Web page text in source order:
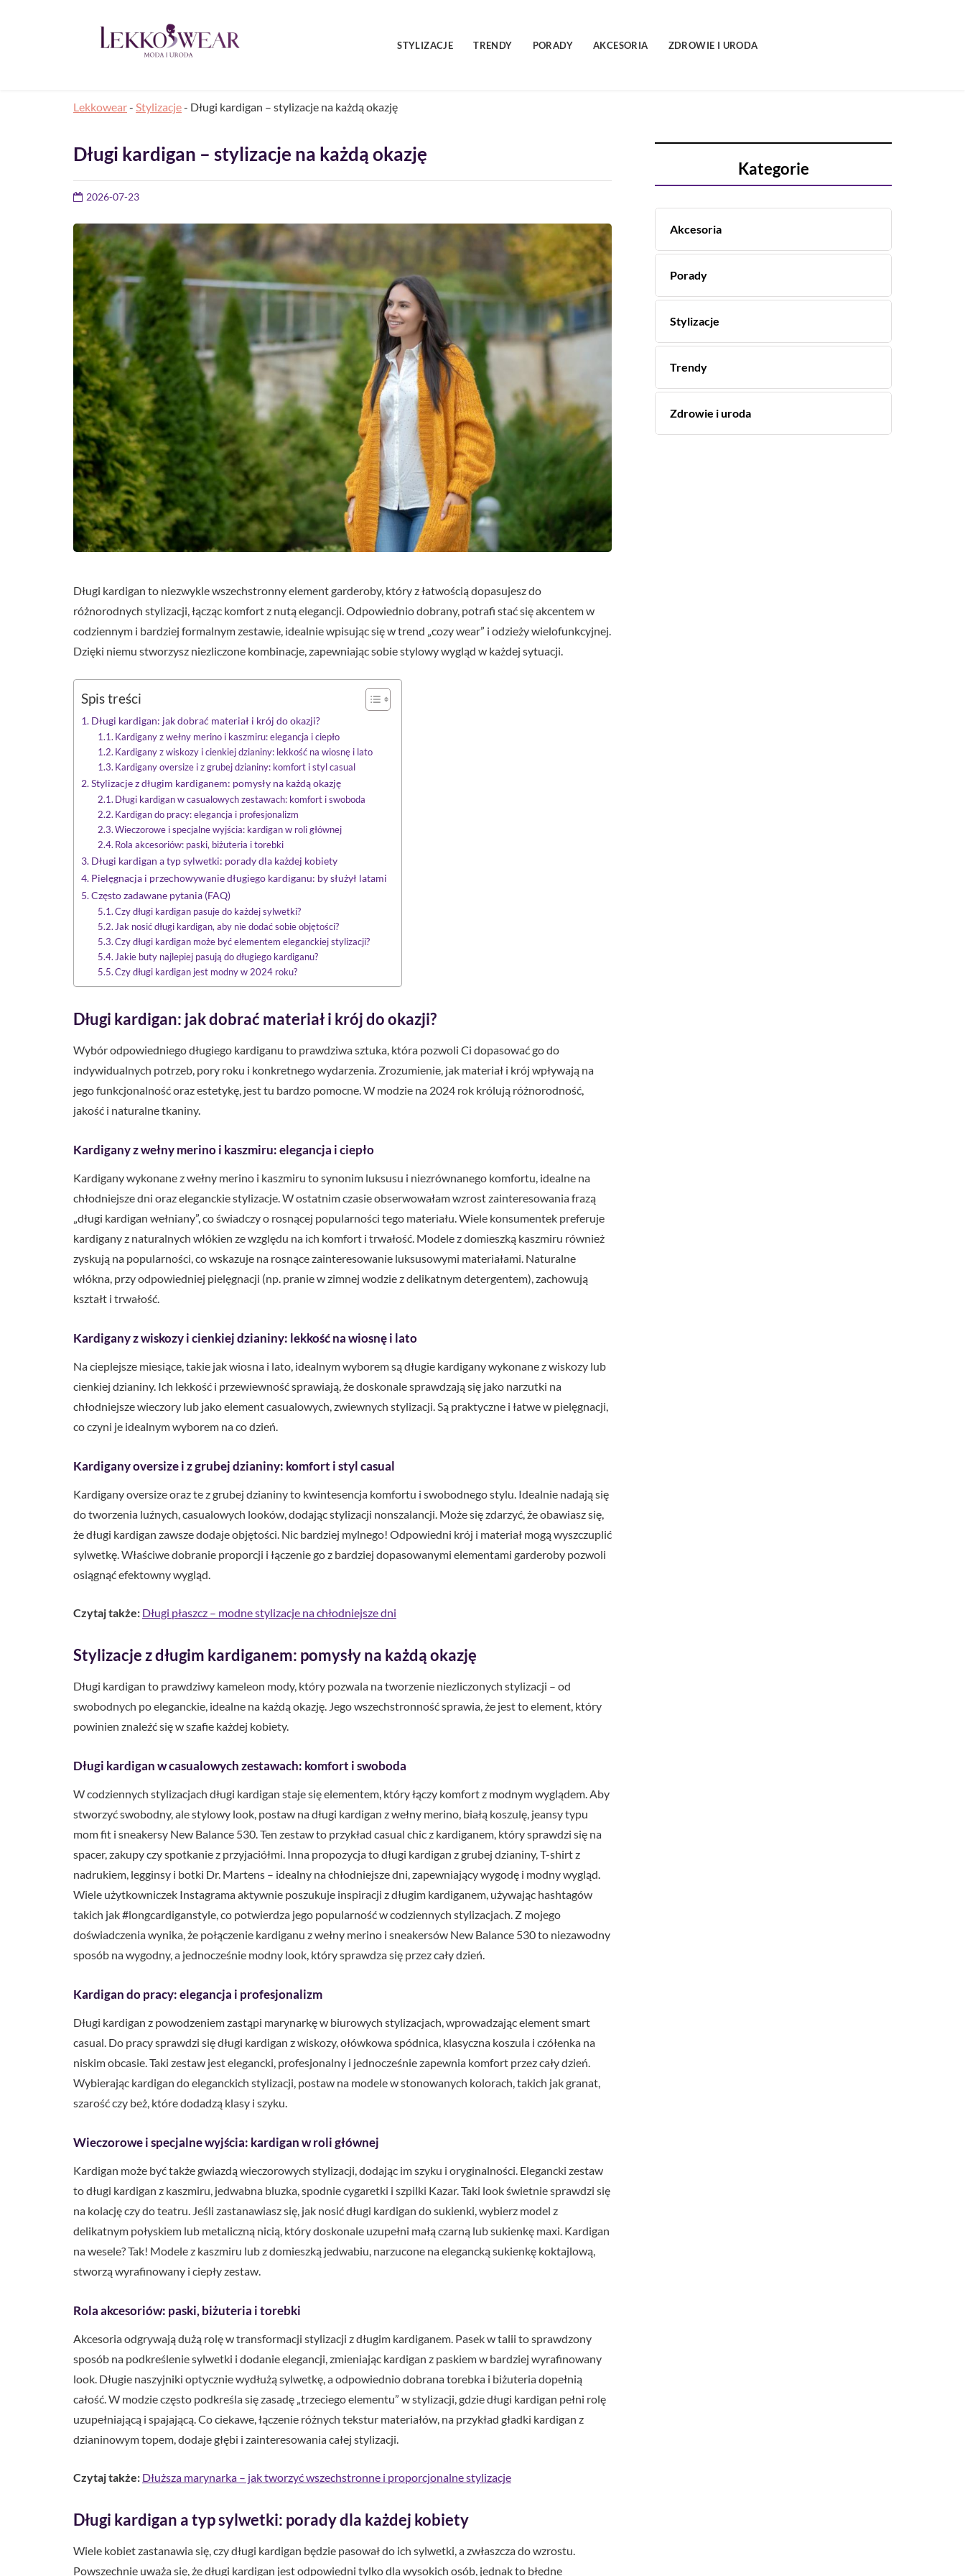
STYLIZACJE TRENDY PORADY AKCESORIA ZDROWIE I URODA
Lekkowear- Stylizacje- Długi kardigan – stylizacje na każdą okazję
Długi kardigan – stylizacje na każdą okazję
2026-07-23
Długi kardigan to niezwykle wszechstronny element garderoby, który z łatwością dopasujesz do
różnorodnych stylizacji, łącząc komfort z nutą elegancji. Odpowiednio dobrany, potrafi stać się akcentem w
codziennym i bardziej formalnym zestawie, idealnie wpisując się w trend „cozy wear” i odzieży wielofunkcyjnej.
Dzięki niemu stworzysz niezliczone kombinacje, zapewniając sobie stylowy wygląd w każdej sytuacji.
Spis treści
Długi kardigan: jak dobrać materiał i krój do okazji?
Kardigany z wełny merino i kaszmiru: elegancja i ciepło
Kardigany z wiskozy i cienkiej dzianiny: lekkość na wiosnę i lato
Kardigany oversize i z grubej dzianiny: komfort i styl casual
Stylizacje z długim kardiganem: pomysły na każdą okazję
Długi kardigan w casualowych zestawach: komfort i swoboda
Kardigan do pracy: elegancja i profesjonalizm
Wieczorowe i specjalne wyjścia: kardigan w roli głównej
Rola akcesoriów: paski, biżuteria i torebki
Długi kardigan a typ sylwetki: porady dla każdej kobiety
Pielęgnacja i przechowywanie długiego kardiganu: by służył latami
Często zadawane pytania (FAQ)
Czy długi kardigan pasuje do każdej sylwetki?
Jak nosić długi kardigan, aby nie dodać sobie objętości?
Czy długi kardigan może być elementem eleganckiej stylizacji?
Jakie buty najlepiej pasują do długiego kardiganu?
Czy długi kardigan jest modny w 2024 roku?
Długi kardigan: jak dobrać materiał i krój do okazji?
Wybór odpowiedniego długiego kardiganu to prawdziwa sztuka, która pozwoli Ci dopasować go do
indywidualnych potrzeb, pory roku i konkretnego wydarzenia. Zrozumienie, jak materiał i krój wpływają na
jego funkcjonalność oraz estetykę, jest tu bardzo pomocne. W modzie na 2024 rok królują różnorodność,
jakość i naturalne tkaniny.
Kardigany z wełny merino i kaszmiru: elegancja i ciepło
Kardigany wykonane z wełny merino i kaszmiru to synonim luksusu i niezrównanego komfortu, idealne na
chłodniejsze dni oraz eleganckie stylizacje. W ostatnim czasie obserwowałam wzrost zainteresowania frazą
„długi kardigan wełniany”, co świadczy o rosnącej popularności tego materiału. Wiele konsumentek preferuje
kardigany z naturalnych włókien ze względu na ich komfort i trwałość. Modele z domieszką kaszmiru również
zyskują na popularności, co wskazuje na rosnące zainteresowanie luksusowymi materiałami. Naturalne
włókna, przy odpowiedniej pielęgnacji (np. pranie w zimnej wodzie z delikatnym detergentem), zachowują
kształt i trwałość.
Kardigany z wiskozy i cienkiej dzianiny: lekkość na wiosnę i lato
Na cieplejsze miesiące, takie jak wiosna i lato, idealnym wyborem są długie kardigany wykonane z wiskozy lub
cienkiej dzianiny. Ich lekkość i przewiewność sprawiają, że doskonale sprawdzają się jako narzutki na
chłodniejsze wieczory lub jako element casualowych, zwiewnych stylizacji. Są praktyczne i łatwe w pielęgnacji,
co czyni je idealnym wyborem na co dzień.
Kardigany oversize i z grubej dzianiny: komfort i styl casual
Kardigany oversize oraz te z grubej dzianiny to kwintesencja komfortu i swobodnego stylu. Idealnie nadają się
do tworzenia luźnych, casualowych looków, dodając stylizacji nonszalancji. Może się zdarzyć, że obawiasz się,
że długi kardigan zawsze dodaje objętości. Nic bardziej mylnego! Odpowiedni krój i materiał mogą wyszczuplić
sylwetkę. Właściwe dobranie proporcji i łączenie go z bardziej dopasowanymi elementami garderoby pozwoli
osiągnąć efektowny wygląd.
Czytaj także: Długi płaszcz – modne stylizacje na chłodniejsze dni
Stylizacje z długim kardiganem: pomysły na każdą okazję
Długi kardigan to prawdziwy kameleon mody, który pozwala na tworzenie niezliczonych stylizacji – od
swobodnych po eleganckie, idealne na każdą okazję. Jego wszechstronność sprawia, że jest to element, który
powinien znaleźć się w szafie każdej kobiety.
Długi kardigan w casualowych zestawach: komfort i swoboda
W codziennych stylizacjach długi kardigan staje się elementem, który łączy komfort z modnym wyglądem. Aby
stworzyć swobodny, ale stylowy look, postaw na długi kardigan z wełny merino, białą koszulę, jeansy typu
mom fit i sneakersy New Balance 530. Ten zestaw to przykład casual chic z kardiganem, który sprawdzi się na
spacer, zakupy czy spotkanie z przyjaciółmi. Inna propozycja to długi kardigan z grubej dzianiny, T-shirt z
nadrukiem, legginsy i botki Dr. Martens – idealny na chłodniejsze dni, zapewniający wygodę i modny wygląd.
Wiele użytkowniczek Instagrama aktywnie poszukuje inspiracji z długim kardiganem, używając hashtagów
takich jak #longcardiganstyle, co potwierdza jego popularność w codziennych stylizacjach. Z mojego
doświadczenia wynika, że połączenie kardiganu z wełny merino i sneakersów New Balance 530 to niezawodny
sposób na wygodny, a jednocześnie modny look, który sprawdza się przez cały dzień.
Kardigan do pracy: elegancja i profesjonalizm
Długi kardigan z powodzeniem zastąpi marynarkę w biurowych stylizacjach, wprowadzając element smart
casual. Do pracy sprawdzi się długi kardigan z wiskozy, ołówkowa spódnica, klasyczna koszula i czółenka na
niskim obcasie. Taki zestaw jest elegancki, profesjonalny i jednocześnie zapewnia komfort przez cały dzień.
Wybierając kardigan do eleganckich stylizacji, postaw na modele w stonowanych kolorach, takich jak granat,
szarość czy beż, które dodadzą klasy i szyku.
Wieczorowe i specjalne wyjścia: kardigan w roli głównej
Kardigan może być także gwiazdą wieczorowych stylizacji, dodając im szyku i oryginalności. Elegancki zestaw
to długi kardigan z kaszmiru, jedwabna bluzka, spodnie cygaretki i szpilki Kazar. Taki look świetnie sprawdzi się
na kolację czy do teatru. Jeśli zastanawiasz się, jak nosić długi kardigan do sukienki, wybierz model z
delikatnym połyskiem lub metaliczną nicią, który doskonale uzupełni małą czarną lub sukienkę maxi. Kardigan
na wesele? Tak! Modele z kaszmiru lub z domieszką jedwabiu, narzucone na elegancką sukienkę koktajlową,
stworzą wyrafinowany i ciepły zestaw.
Rola akcesoriów: paski, biżuteria i torebki
Akcesoria odgrywają dużą rolę w transformacji stylizacji z długim kardiganem. Pasek w talii to sprawdzony
sposób na podkreślenie sylwetki i dodanie elegancji, zmieniając kardigan z paskiem w bardziej wyrafinowany
look. Długie naszyjniki optycznie wydłużą sylwetkę, a odpowiednio dobrana torebka i biżuteria dopełnią
całość. W modzie często podkreśla się zasadę „trzeciego elementu” w stylizacji, gdzie długi kardigan pełni rolę
uzupełniającą i spajającą. Co ciekawe, łączenie różnych tekstur materiałów, na przykład gładki kardigan z
dzianinowym topem, dodaje głębi i zainteresowania całej stylizacji.
Czytaj także: Dłuższa marynarka – jak tworzyć wszechstronne i proporcjonalne stylizacje
Długi kardigan a typ sylwetki: porady dla każdej kobiety
Wiele kobiet zastanawia się, czy długi kardigan będzie pasował do ich sylwetki, a zwłaszcza do wzrostu.
Powszechnie uważa się, że długi kardigan jest odpowiedni tylko dla wysokich osób, jednak to błędne
Kategorie
Akcesoria
Porady
Stylizacje
Trendy
Zdrowie i uroda